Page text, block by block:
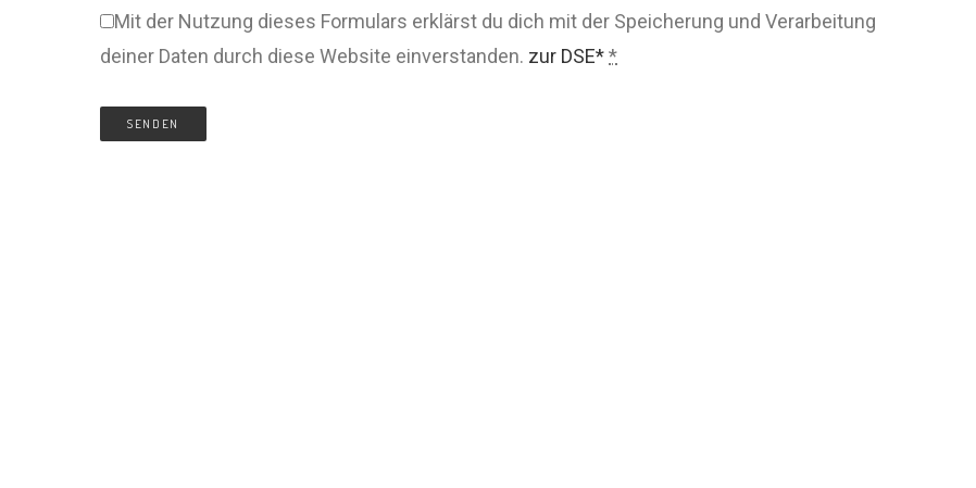
Mit der Nutzung dieses Formulars erklärst du dich mit der Speicherung und Verarbeitung
deiner Daten durch diese Website einverstanden. zur DSE**